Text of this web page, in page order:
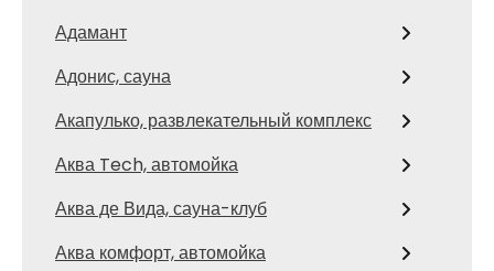
Адамант
Адонис, сауна
Акапулько, развлекательный комплекс
Аква Tech, автомойка
Аква де Вида, сауна-клуб
Аква комфорт, автомойка